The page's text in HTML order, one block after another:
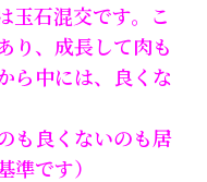
玉石混交です。 こ
り、成長して肉も
ら中には、良くな
も良くないのも居
準です）